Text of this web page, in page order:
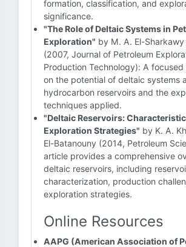
formation, classification, and
significance.
"The Role of Deltaic Systems in
Exploration" by M. A. El-
(2007, Journal of Petroleum
Production Technology): A
on the potential of deltaic systems
hydrocarbon reservoirs and the
techniques applied.
"Deltaic Reservoirs:
Exploration Strategies" by K. A.
El-Batanouny (2014, Petroleum
article provides a comprehensive
deltaic reservoirs, including
characterization, production
exploration strategies.
Online Resources
AAPG (American Association of